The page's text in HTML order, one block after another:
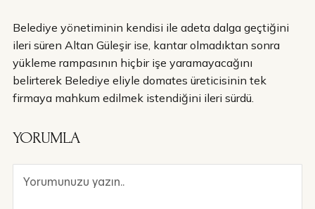
Belediye yönetiminin kendisi ile adeta dalga geçtiğini
ileri süren Altan Güleşir ise, kantar olmadıktan sonra
yükleme rampasının hiçbir işe yaramayacağını
belirterek Belediye eliyle domates üreticisinin tek
firmaya mahkum edilmek istendiğini ileri sürdü.
YORUMLA